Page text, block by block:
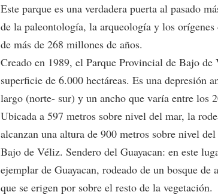
Este parque es una verdadera puerta al pasado
de la paleontología, la arqueología y los
de más de 268 millones de años.
Creado en 1989, el Parque Provincial de Bajo de
superficie de 6.000 hectáreas. Es una depresión
largo (norte- sur) y un ancho que varía entre los
Ubicada a 597 metros sobre nivel del mar, la
alcanzan una altura de 900 metros sobre nivel del
Bajo de Véliz. Sendero del Guayacan: en este
ejemplar de Guayacan, rodeado de un bosque de
que se erigen por sobre el resto de la vegetación.